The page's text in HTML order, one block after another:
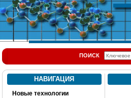
ПОИСК
НАВИГАЦИЯ
Новые технологии